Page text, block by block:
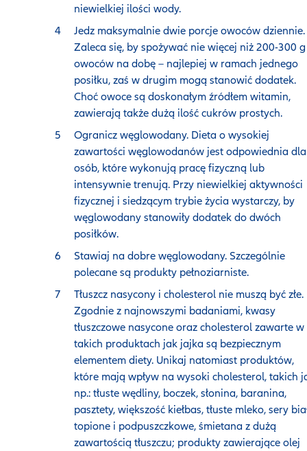
niewielkiej ilości wody.
Jedz maksymalnie dwie porcje owoców dziennie.
Zaleca się, by spożywać nie więcej niż 200-300 g
owoców na dobę – najlepiej w ramach jednego
posiłku, zaś w drugim mogą stanowić dodatek.
Choć owoce są doskonałym źródłem witamin,
zawierają także dużą ilość cukrów prostych.
Ogranicz węglowodany. Dieta o wysokiej
zawartości węglowodanów jest odpowiednia dla
osób, które wykonują pracę fizyczną lub
intensywnie trenują. Przy niewielkiej aktywności
fizycznej i siedzącym trybie życia wystarczy, by
węglowodany stanowiły dodatek do dwóch
posiłków.
Stawiaj na dobre węglowodany. Szczególnie
polecane są produkty pełnoziarniste.
Tłuszcz nasycony i cholesterol nie muszą być złe.
Zgodnie z najnowszymi badaniami, kwasy
tłuszczowe nasycone oraz cholesterol zawarte w
takich produktach jak jajka są bezpiecznym
elementem diety. Unikaj natomiast produktów,
które mają wpływ na wysoki cholesterol, takich
np.: tłuste wędliny, boczek, słonina, baranina,
pasztety, większość kiełbas, tłuste mleko, sery
topione i podpuszczkowe, śmietana z dużą
zawartością tłuszczu; produkty zawierające olej